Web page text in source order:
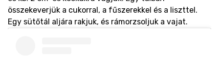
összekeverjük a cukorral, a fűszerekkel és a liszttel.
Egy sütőtál aljára rakjuk, és rámorzsoljuk a vajat.